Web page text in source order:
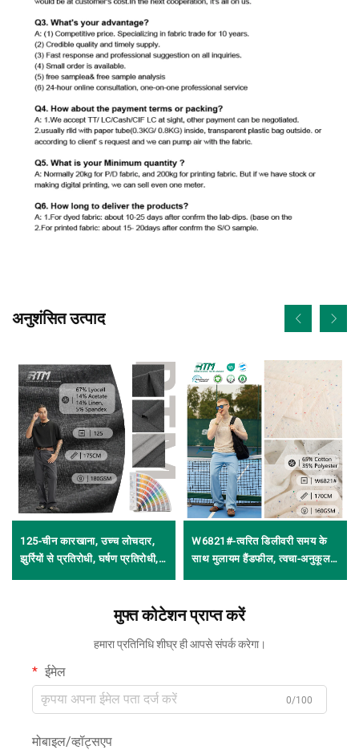
अनुशंसित उत्पाद
125-चीन कारखाना, उच्च लोचदार,
झुर्रियों से प्रतिरोधी, घर्षण प्रतिरोधी,
कपड़ा, वेस्ट, टी-शर्ट और अंडरवियर के
W6821#-त्वरित डिलीवरी समय के
साथ मुलायम हैंडफील, त्वचा-अनुकूल,
जर्सी कपड़ा गर्मियों के टी-शर्ट्स और
ड्रेसेज के लिए
मुफ्त कोटेशन प्राप्त करें
हमारा प्रतिनिधि शीघ्र ही आपसे संपर्क करेगा।
ईमेल
0/100
मोबाइल/व्हॉट्सएप